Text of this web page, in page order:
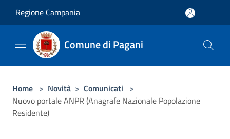
Regione Campania
Comune di Pagani
Home > Novità > Comunicati >
Nuovo portale ANPR (Anagrafe Nazionale Popolazione
Residente)